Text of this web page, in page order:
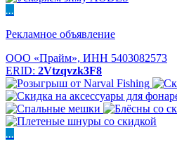
...
Рекламное объявление
ООО «Прайм», ИНН 5403082573
ERID: 2Vtzqvzk3F8
...